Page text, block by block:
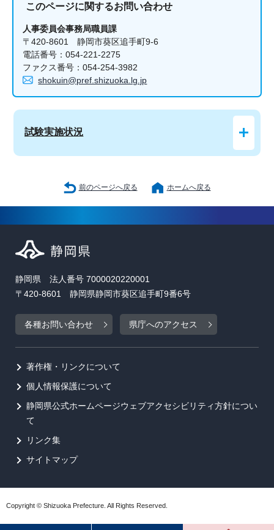
このページに関するお問い合わせ
人事委員会事務局職員課
〒420-8601 静岡市葵区追手町9-6
電話番号：054-221-2275
ファクス番号：054-254-3982
shokuin@pref.shizuoka.lg.jp
試験実施状況
前のページへ戻る ホームへ戻る
静岡県 法人番号 7000020220001
〒420-8601 静岡県静岡市葵区追手町9番6号
各種お問い合わせ 県庁へのアクセス
著作権・リンクについて
個人情報保護について
静岡県公式ホームページウェブアクセシビリティ方針につい
て
リンク集
サイトマップ
Copyright © Shizuoka Prefecture. All Rights Reserved.